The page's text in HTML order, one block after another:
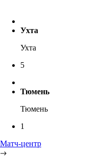
Ухта
Ухта
5
Тюмень
Тюмень
1
Матч-центр